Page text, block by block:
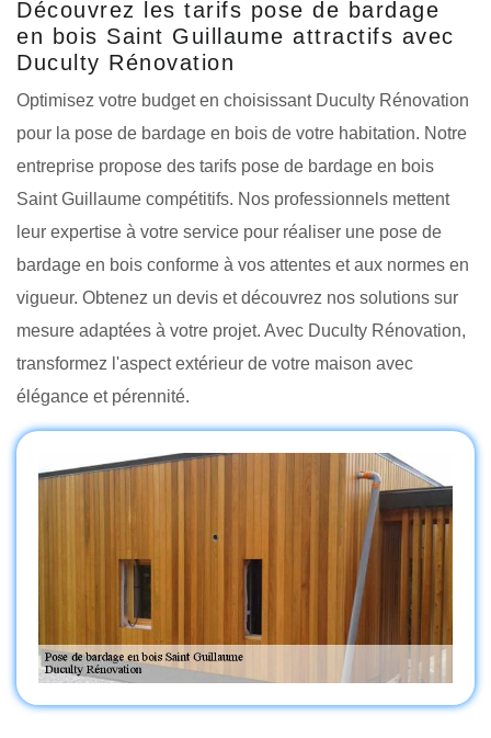
Découvrez les tarifs pose de bardage
en bois Saint Guillaume attractifs avec
Duculty Rénovation
Optimisez votre budget en choisissant Duculty Rénovation
pour la pose de bardage en bois de votre habitation. Notre
entreprise propose des tarifs pose de bardage en bois
Saint Guillaume compétitifs. Nos professionnels mettent
leur expertise à votre service pour réaliser une pose de
bardage en bois conforme à vos attentes et aux normes en
vigueur. Obtenez un devis et découvrez nos solutions sur
mesure adaptées à votre projet. Avec Duculty Rénovation,
transformez l'aspect extérieur de votre maison avec
élégance et pérennité.